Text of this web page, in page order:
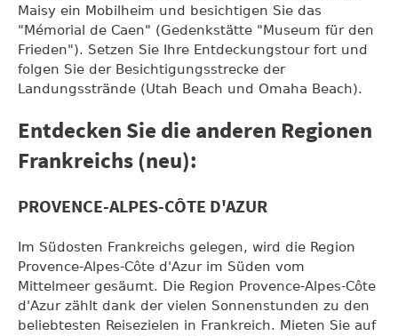
Maisy ein Mobilheim und besichtigen Sie das
"Mémorial de Caen" (Gedenkstätte "Museum für den
Frieden"). Setzen Sie Ihre Entdeckungstour fort und
folgen Sie der Besichtigungsstrecke der
Landungsstrände (Utah Beach und Omaha Beach).
Entdecken Sie die anderen Regionen
Frankreichs (neu):
PROVENCE-ALPES-CÔTE D'AZUR
Im Südosten Frankreichs gelegen, wird die Region
Provence-Alpes-Côte d'Azur im Süden vom
Mittelmeer gesäumt. Die Region Provence-Alpes-Côte
d'Azur zählt dank der vielen Sonnenstunden zu den
beliebtesten Reisezielen in Frankreich. Mieten Sie auf